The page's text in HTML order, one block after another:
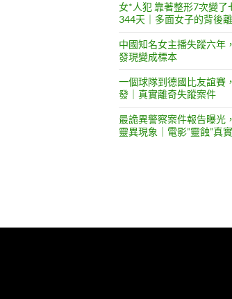
女*人犯 靠著整形7次變了
344天｜多面女子的背後
中國知名女主播失蹤六年
發現變成標本
一個球隊到德國比友誼賽
發｜真實離奇失蹤案件
最詭異警察案件報告曝光
靈異現象｜電影”靈蝕”真